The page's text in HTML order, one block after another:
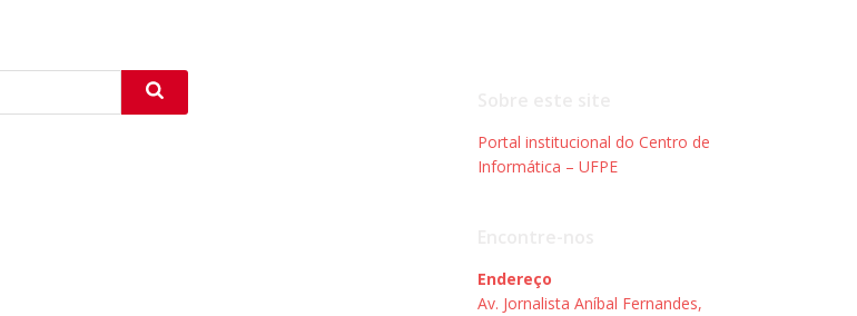
Portal institucional do Centro de
Informática – UFPE
Endereço
Av. Jornalista Aníbal Fernandes,